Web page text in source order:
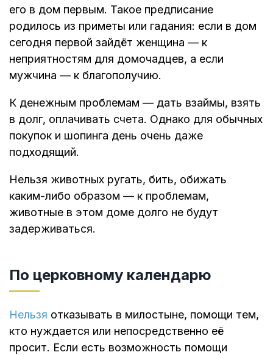
его в дом первым. Такое предписание
родилось из приметы или гадания: если в дом
сегодня первой зайдёт женщина — к
неприятностям для домочадцев, а если
мужчина — к благополучию.
К денежным проблемам — дать взаймы, взять
в долг, оплачивать счета. Однако для обычных
покупок и шопинга день очень даже
подходящий.
Нельзя животных ругать, бить, обижать
каким-либо образом — к проблемам,
животные в этом доме долго не будут
задерживаться.
По церковному календарю
Нельзя отказывать в милостыне, помощи тем,
кто нуждается или непосредственно её
просит. Если есть возможность помощи